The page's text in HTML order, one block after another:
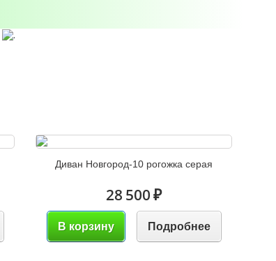
.
Диван Новгород-10 рогожка серая
28 500 ₽
В корзину Подробнее